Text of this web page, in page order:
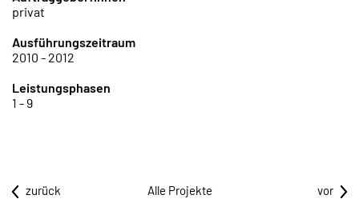
privat
Ausführungszeitraum
2010 - 2012
Leistungsphasen
1 - 9
zurück Alle Projekte vor